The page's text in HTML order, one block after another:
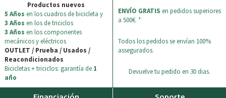
Productos nuevos
5 Años en los cuadros de bicicleta y
3 Años en los de triciclos
3 Años en los componentes
mecánicos y eléctricos
OUTLET / Prueba / Usados /
Reacondicionados
Bicicletas + triciclos: garantía de 1
año
ENVÍO GRATIS en pedidos superiores
a 500€. *
Todos los pedidos se envían 100%
assegurados.
Devuelve tu pedido en 30 dias.